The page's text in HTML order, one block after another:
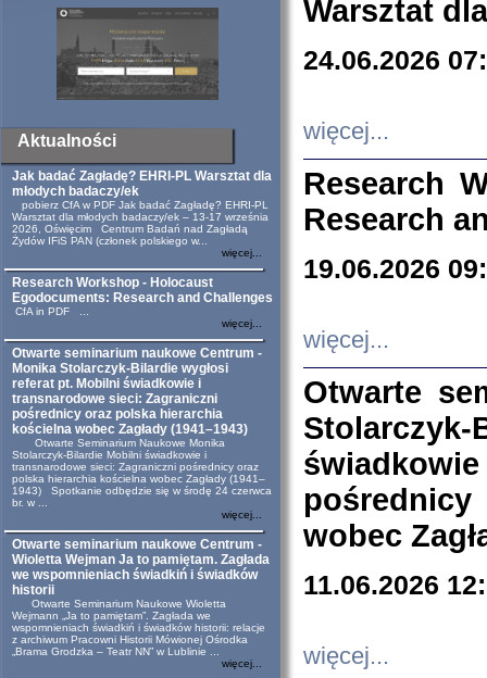
Aktualności
Jak badać Zagładę? EHRI-PL Warsztat dla
młodych badaczy/ek
pobierz CfA w PDF Jak badać Zagładę? EHRI-PL
Warsztat dla młodych badaczy/ek – 13-17 września
2026, Oświęcim Centrum Badań nad Zagładą
Żydów IFiS PAN (członek polskiego w...
więcej...
Research Workshop - Holocaust
Egodocuments: Research and Challenges
CfA in PDF ...
więcej...
Otwarte seminarium naukowe Centrum -
Monika Stolarczyk-Bilardie wygłosi
referat pt. Mobilni świadkowie i
transnarodowe sieci: Zagraniczni
pośrednicy oraz polska hierarchia
kościelna wobec Zagłady (1941–1943)
Otwarte Seminarium Naukowe Monika
Stolarczyk-Bilardie Mobilni świadkowie i
transnarodowe sieci: Zagraniczni pośrednicy oraz
polska hierarchia kościelna wobec Zagłady (1941–
1943) Spotkanie odbędzie się w środę 24 czerwca
br. w ...
więcej...
Otwarte seminarium naukowe Centrum -
Wioletta Wejman Ja to pamiętam. Zagłada
we wspomnieniach świadkiń i świadków
historii
Otwarte Seminarium Naukowe Wioletta
Wejmann „Ja to pamiętam”. Zagłada we
wspomnieniach świadkiń i świadków historii: relacje
z archiwum Pracowni Historii Mówionej Ośrodka
„Brama Grodzka – Teatr NN” w Lublinie ...
więcej...
Warsztat
24.06.2026
więcej...
Research
Research
19.06.2026
więcej...
Otwarte
wobec
11.06.2026
więcej...